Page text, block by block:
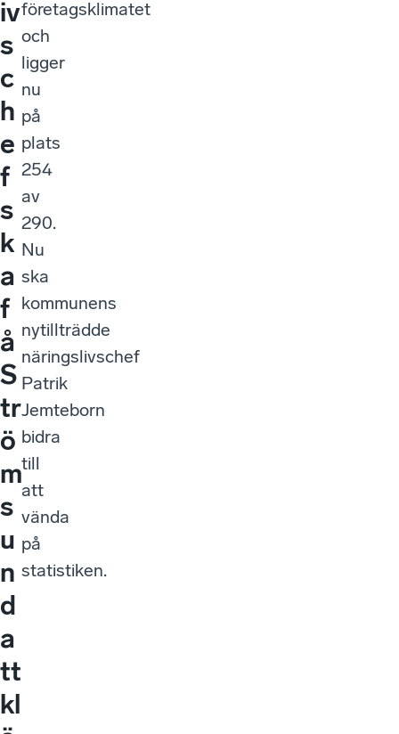
iv
s
c
h
e
f
s
k
a
f
å
S
tr
ö
m
s
u
n
d
a
tt
kl
företagsklimatet
och
ligger
nu
på
plats
254
av
290.
Nu
ska
kommunens
nytillträdde
näringslivschef
Patrik
Jemteborn
bidra
till
att
vända
på
statistiken.